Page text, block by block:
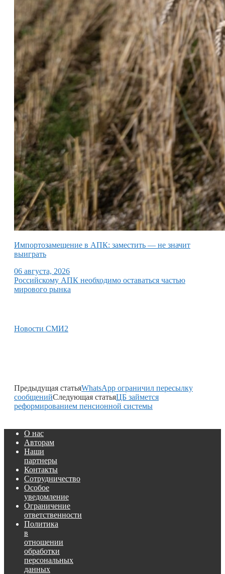
Импортозамещение в АПК: заместить — не значит
выиграть
06 августа, 2026
Российскому АПК необходимо оставаться частью
мирового рынка
Новости СМИ2
Предыдущая статьяWhatsApp ограничил пересылку
сообщенийСледующая статьяЦБ займется
реформированием пенсионной системы
О нас
Авторам
Наши
партнеры
Контакты
Сотрудничество
Особое
уведомление
Ограничение
ответственности
Политика
в
отношении
обработки
персональных
данных